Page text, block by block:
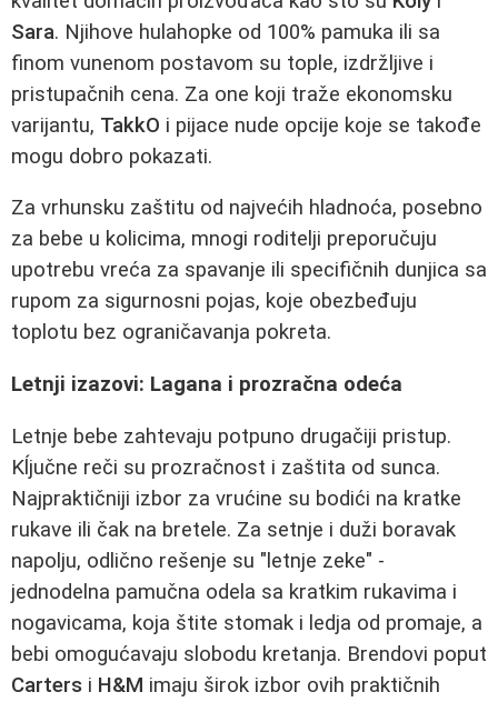
Sara. Njihove hulahopke od 100% pamuka ili sa
finom vunenom postavom su tople, izdržljive i
pristupačnih cena. Za one koji traže ekonomsku
varijantu, TakkO i pijace nude opcije koje se takođe
mogu dobro pokazati.
Za vrhunsku zaštitu od najvećih hladnoća, posebno
za bebe u kolicima, mnogi roditelji preporučuju
upotrebu vreća za spavanje ili specifičnih dunjica sa
rupom za sigurnosni pojas, koje obezbeđuju
toplotu bez ograničavanja pokreta.
Letnji izazovi: Lagana i prozračna odeća
Letnje bebe zahtevaju potpuno drugačiji pristup.
Kĺjučne reči su prozračnost i zaštita od sunca.
Najpraktičniji izbor za vrućine su bodići na kratke
rukave ili čak na bretele. Za setnje i duži boravak
napolju, odlično rešenje su "letnje zeke" -
jednodelna pamučna odela sa kratkim rukavima i
nogavicama, koja štite stomak i ledja od promaje, a
bebi omogućavaju slobodu kretanja. Brendovi poput
Carters i H&M imaju širok izbor ovih praktičnih